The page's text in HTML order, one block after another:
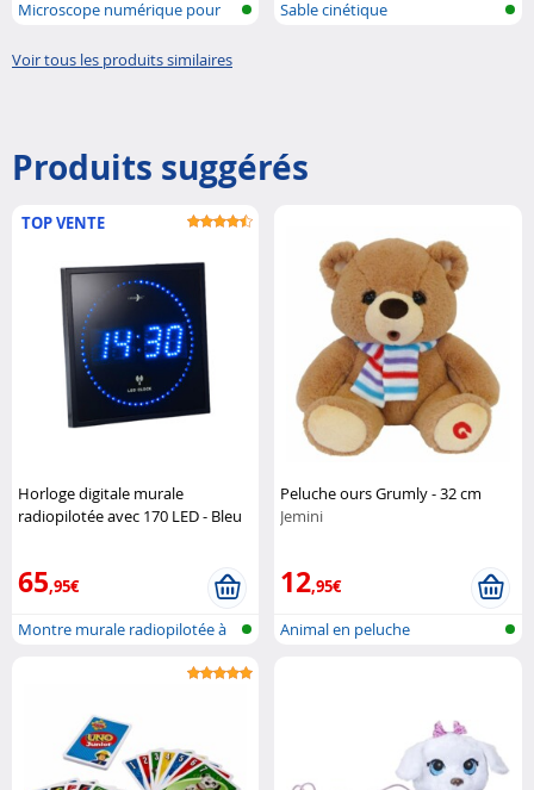
Microscope numérique pour
Sable cinétique
Voir tous les produits similaires
Produits suggérés
TOP VENTE
Horloge digitale murale
radiopilotée avec 170 LED - Bleu
65,95€
Montre murale radiopilotée à
Peluche ours Grumly - 32 cm
Jemini
12,95€
Animal en peluche